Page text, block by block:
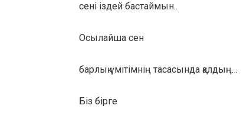
сені іздей бастаймын..
Осылайша сен
барлық үмітімнің тасасында қалдың…
Біз бірге